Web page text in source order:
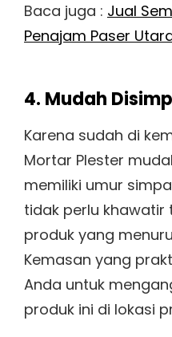
Baca juga : Jual
Penajam Paser
4. Mudah
Karena sudah di
Mortar Plester
memiliki umur
tidak perlu khawatir
produk yang
Kemasan yang
Anda untuk
produk ini di lokasi